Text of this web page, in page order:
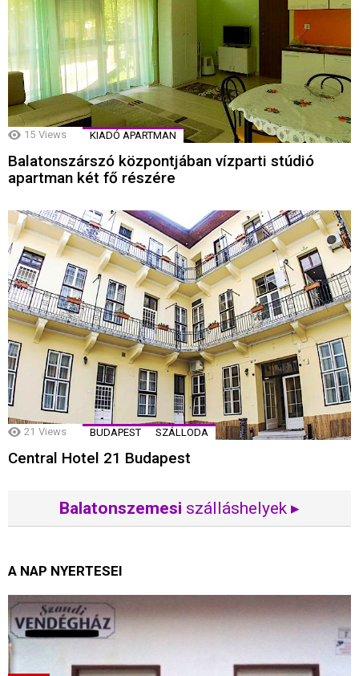
15 Views KIADÓ APARTMAN
Balatonszárszó központjában vízparti stúdió
apartman két fő részére
21 Views BUDAPEST SZÁLLODA
Central Hotel 21 Budapest
Balatonszemesi szálláshelyek ▸
A NAP NYERTESEI